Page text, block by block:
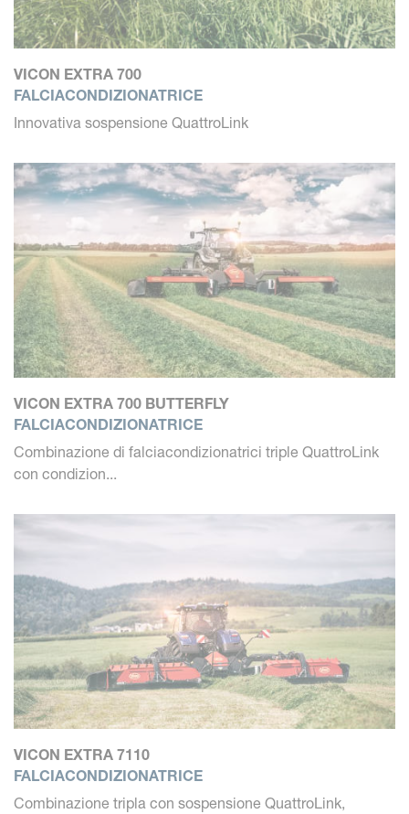
VICON EXTRA 700
FALCIACONDIZIONATRICE
Innovativa sospensione QuattroLink
VICON EXTRA 700 BUTTERFLY
FALCIACONDIZIONATRICE
Combinazione di falciacondizionatrici triple QuattroLink
con condizion...
VICON EXTRA 7110
FALCIACONDIZIONATRICE
Combinazione tripla con sospensione QuattroLink,